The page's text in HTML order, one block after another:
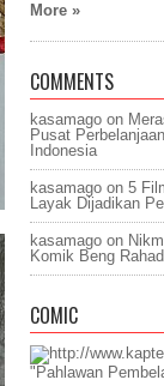
More »
COMMENTS
kasamago on
Pusat
Indonesia
kasamago on 5
Layak Dijadikan
kasamago on
Komik Beng
COMIC
"Pahlawan